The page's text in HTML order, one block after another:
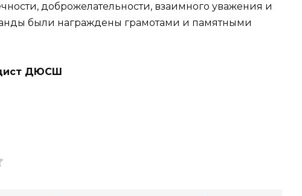
доброжелательности, взаимного уважения и
были награждены грамотами и памятными
ДЮСШ